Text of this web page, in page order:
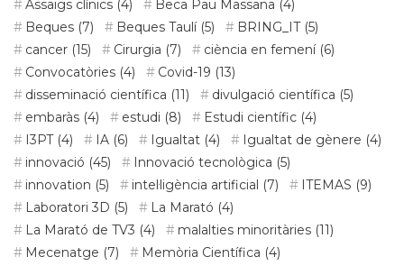
Assaigs clínics (4) Beca Pau Massana (4)
Beques (7) Beques Taulí(5) BRING_IT(5)
cancer (15) Cirurgia (7) ciència en femení(6)
Convocatòries (4) Covid-19 (13)
disseminació científica (11) divulgació científica (5)
embaràs (4) estudi (8) Estudi científic (4)
I3PT(4) IA (6) Igualtat (4) Igualtat de gènere (4)
innovació (45) Innovació tecnològica (5)
innovation (5) intel·ligència artificial (7) ITEMAS (9)
Laboratori 3D (5) La Marató (4)
La Marató de TV3 (4) malalties minoritàries (11)
Mecenatge (7) Memòria Científica (4)